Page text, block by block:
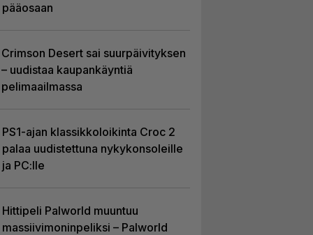
pääosaan
Crimson Desert sai suurpäivityksen
– uudistaa kaupankäyntiä
pelimaailmassa
PS1-ajan klassikkoloikinta Croc 2
palaa uudistettuna nykykonsoleille
ja PC:lle
Hittipeli Palworld muuntuu
massiivimoninpeliksi – Palworld